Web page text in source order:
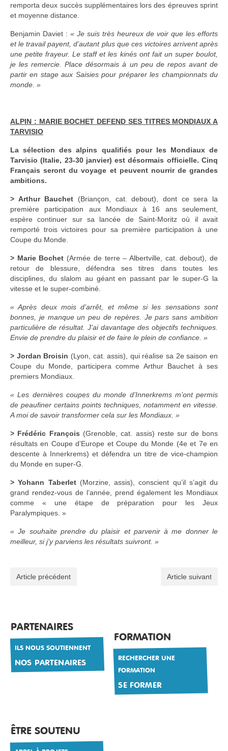
remporta deux succès supplémentaires lors des épreuves sprint
et moyenne distance.
Benjamin Daviet : « Je suis très heureux de voir que les efforts
et le travail payent, d’autant plus que ces victoires arrivent après
une petite frayeur. Le staff et les kinés ont fait un super boulot,
je les remercie. Place désormais à un peu de repos avant de
partir en stage aux Saisies pour préparer les championnats du
monde. »
ALPIN : MARIE BOCHET DEFEND SES TITRES MONDIAUX A
TARVISIO
La sélection des alpins qualifiés pour les Mondiaux de
Tarvisio (Italie, 23-30 janvier) est désormais officielle. Cinq
Français seront du voyage et peuvent nourrir de grandes
ambitions.
> Arthur Bauchet (Briançon, cat. debout), dont ce sera la
première participation aux Mondiaux à 16 ans seulement,
espère continuer sur sa lancée de Saint-Moritz où il avait
remporté trois victoires pour sa première participation à une
Coupe du Monde.
> Marie Bochet (Armée de terre – Albertville, cat. debout), de
retour de blessure, défendra ses titres dans toutes les
disciplines, du slalom au géant en passant par le super-G la
vitesse et le super-combiné.
« Après deux mois d’arrêt, et même si les sensations sont
bonnes, je manque un peu de repères. Je pars sans ambition
particulière de résultat. J’ai davantage des objectifs techniques.
Envie de prendre du plaisir et de faire le plein de confiance. »
> Jordan Broisin (Lyon, cat. assis), qui réalise sa 2e saison en
Coupe du Monde, participera comme Arthur Bauchet à ses
premiers Mondiaux.
« Les dernières coupes du monde d’Innerkrems m’ont permis
de peaufiner certains points techniques, notamment en vitesse.
A moi de savoir transformer cela sur les Mondiaux. »
> Frédéric François (Grenoble, cat. assis) reste sur de bons
résultats en Coupe d’Europe et Coupe du Monde (4e et 7e en
descente à Innerkrems) et défendra un titre de vice-champion
du Monde en super-G.
> Yohann Taberlet(Morzine, assis), conscient qu’il s’agit du
grand rendez-vous de l’année, prend également les Mondiaux
comme « une étape de préparation pour les Jeux
Paralympiques. »
« Je souhaite prendre du plaisir et parvenir à me donner le
meilleur, si j’y parviens les résultats suivront. »
Article précédent Article suivant
PARTENAIRES
ILS NOUS SOUTIENNENT
NOS PARTENAIRES
FORMATION
RECHERCHER UNE
FORMATION
SE FORMER
ÊTRE SOUTENU